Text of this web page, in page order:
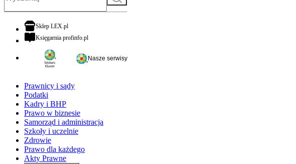
Sklep LEX.plotwiera się w nowej karcie
Księgarnia profinfo.plotwiera się w nowej karcie
Nasze serwisy
Prawnicy i sądy
Podatki
Kadry i BHP
Prawo w biznesie
Samorząd i administracja
Szkoły i uczelnie
Zdrowie
Prawo dla każdego
Akty Prawne